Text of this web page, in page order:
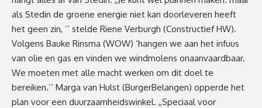
als Stedin de groene energie niet kan doorleveren heeft
het geen zin, ‘’ stelde Riene Verburgh (Constructief HW).
Volgens Bauke Rinsma (WOW) ‘hangen we aan het infuus
van olie en gas en vinden we windmolens onaanvaardbaar.
We moeten met alle macht werken om dit doel te
bereiken.’’ Marga van Hulst (BurgerBelangen) opperde het
plan voor een duurzaamheidswinkel. ,,Speciaal voor